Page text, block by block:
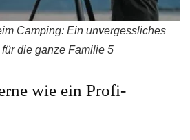
Camping: Ein unvergessliches
die ganze Familie 5
wie ein Profi-